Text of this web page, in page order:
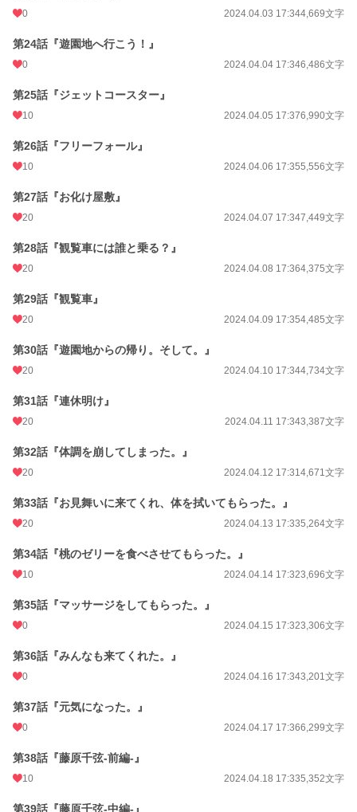
0 2024.04.03 17:344,669文字
第24話『遊園地へ行こう！』
0 2024.04.04 17:346,486文字
第25話『ジェットコースター』
10 2024.04.05 17:376,990文字
第26話『フリーフォール』
10 2024.04.06 17:355,556文字
第27話『お化け屋敷』
20 2024.04.07 17:347,449文字
第28話『観覧車には誰と乗る？』
20 2024.04.08 17:364,375文字
第29話『観覧車』
20 2024.04.09 17:354,485文字
第30話『遊園地からの帰り。そして。』
20 2024.04.10 17:344,734文字
第31話『連休明け』
20 2024.04.11 17:343,387文字
第32話『体調を崩してしまった。』
20 2024.04.12 17:314,671文字
第33話『お見舞いに来てくれ、体を拭いてもらった。』
20 2024.04.13 17:335,264文字
第34話『桃のゼリーを食べさせてもらった。』
10 2024.04.14 17:323,696文字
第35話『マッサージをしてもらった。』
0 2024.04.15 17:323,306文字
第36話『みんなも来てくれた。』
0 2024.04.16 17:343,201文字
第37話『元気になった。』
0 2024.04.17 17:366,299文字
第38話『藤原千弦-前編-』
10 2024.04.18 17:335,352文字
第39話『藤原千弦-中編-』